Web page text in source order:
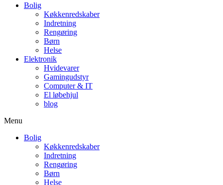
Bolig
Køkkenredskaber
Indretning
Rengøring
Børn
Helse
Elektronik
Hvidevarer
Gamingudstyr
Computer & IT
El løbehjul
blog
Menu
Bolig
Køkkenredskaber
Indretning
Rengøring
Børn
Helse